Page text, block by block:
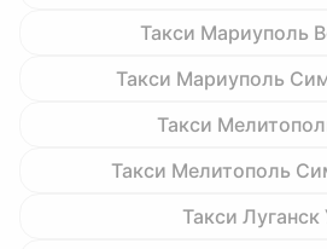
Такси Мариуполь
Такси Мариуполь
Такси
Такси Мелитополь
Такси Луганск